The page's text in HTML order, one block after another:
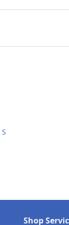
Shop